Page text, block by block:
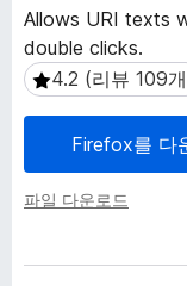
Allows URI texts
double clicks.
4.2 (리뷰 109개)
4.2 (리뷰 109
Firefox를 다
파일 다운로드
터